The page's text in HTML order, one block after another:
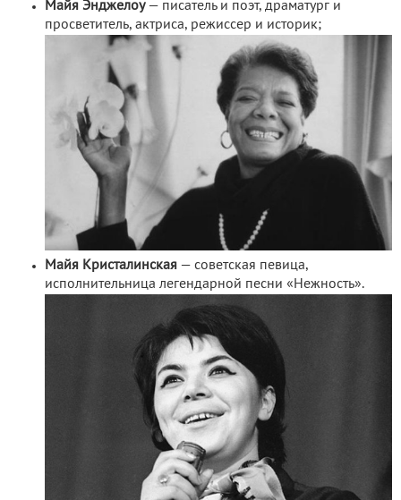
Майя Энджелоу— писатель и поэт, драматург и
просветитель, актриса, режиссер и историк;
Майя Кристалинская — советская певица,
исполнительница легендарной песни «Нежность».